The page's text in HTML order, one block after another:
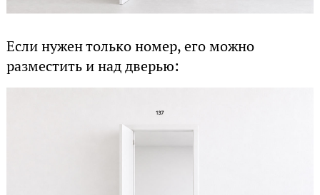
Если нужен только номер, его можно
разместить и над дверью: